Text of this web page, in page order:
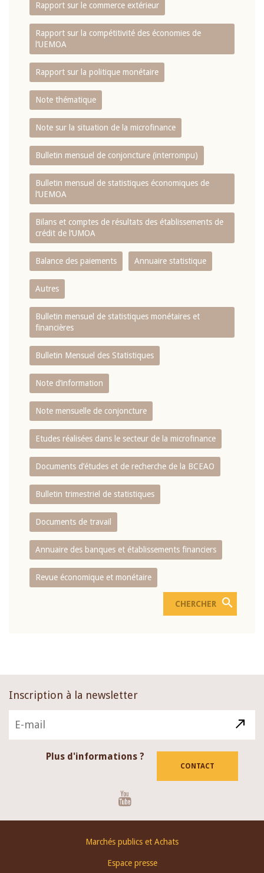
Rapport sur le commerce extérieur
Rapport sur la compétitivité des économies de
l‘UEMOA
Rapport sur la politique monétaire
Note thématique
Note sur la situation de la microfinance
Bulletin mensuel de conjoncture (interrompu)
Bulletin mensuel de statistiques économiques de
l‘UEMOA
Bilans et comptes de résultats des établissements de
crédit de l‘UMOA
Balance des paiements Annuaire statistique
Autres
Bulletin mensuel de statistiques monétaires et
financières
Bulletin Mensuel des Statistiques
Note d’information
Note mensuelle de conjoncture
Etudes réalisées dans le secteur de la microfinance
Documents d’études et de recherche de la BCEAO
Bulletin trimestriel de statistiques
Documents de travail
Annuaire des banques et établissements financiers
Revue économique et monétaire
Inscription à la newsletter
Plus d'informations ?
CONTACT
Marchés publics et Achats
Espace presse